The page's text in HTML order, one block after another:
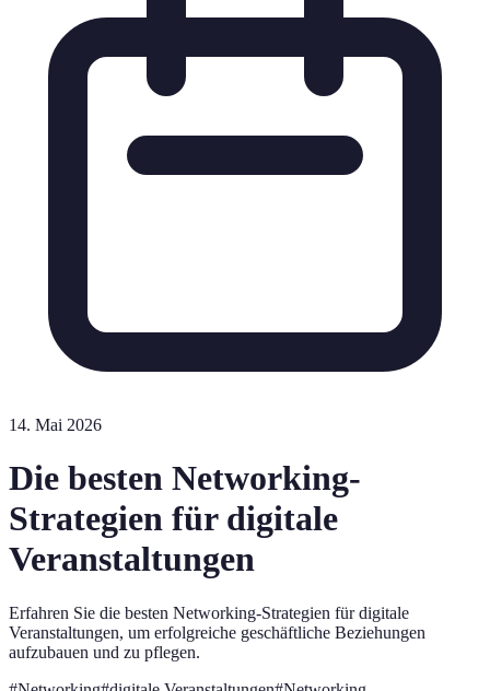
14. Mai 2026
Die besten Networking-
Strategien für digitale
Veranstaltungen
Erfahren Sie die besten Networking-Strategien für digitale
Veranstaltungen, um erfolgreiche geschäftliche Beziehungen
aufzubauen und zu pflegen.